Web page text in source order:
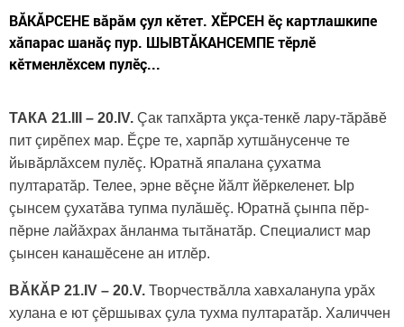
ВĂКĂРСЕНЕ вăрăм çул кӗтет. ХӖРСЕН ӗç картлашкипе
хăпарас шанăç пур. ШЫВТĂКАНСЕМПЕ тӗрлӗ
кӗтменлӗхсем пулӗç...
ТАКА 21.III – 20.IV. Çак тапхăрта укçа-тенкӗ лару-тăрăвӗ
пит çирӗпех мар. Ӗçре те, харпăр хутшăнусенче те
йывăрлăхсем пулӗç. Юратнă япалана çухатма
пултаратăр. Телее, эрне вӗçне йăлт йӗркеленет. Ыр
çынсем çухатăва тупма пулăшӗç. Юратнă çынпа пӗр-
пӗрне лайăхрах ăнланма тытăнатăр. Специалист мар
çынсен канашӗсене ан итлӗр.
ВĂКĂР 21.IV – 20.V. Творчествăлла хавхаланупа урăх
хулана е ют çӗршывах çула тухма пултаратăр. Халиччен